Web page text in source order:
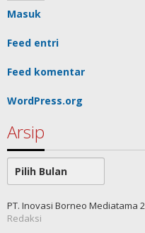
Masuk
Feed entri
Feed komentar
WordPress.org
Arsip
Arsip
PT. Inovasi Borneo Mediatama
Redaksi